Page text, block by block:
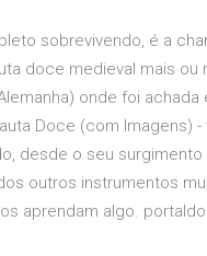
sobrevivendo, é a
doce medieval mais
onde foi achada
Doce (com Imagens)
desde o seu surgimento
outros instrumentos
aprendam algo.